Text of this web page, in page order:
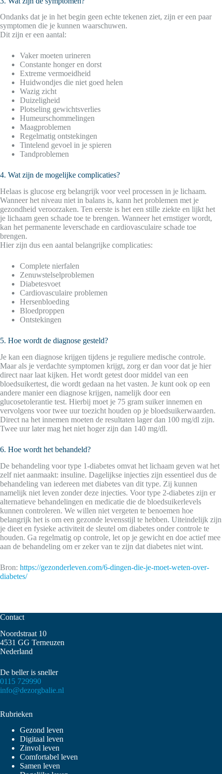
Ondanks dat je in het begin geen echte tekenen ziet, zijn er een paar
symptomen die je kunnen waarschuwen.
Dit zijn er een aantal:
Vaker moeten urineren
Constante honger en dorst
Extreme vermoeidheid
Huidwondjes die niet goed helen
Wazig zicht
Duizeligheid
Plotseling gewichtsverlies
Humeurschommelingen
Maagproblemen
Regelmatig ontstekingen
Tintelend gevoel in je spieren
Tandproblemen
4. Wat zijn de mogelijke complicaties?
Helaas is glucose erg belangrijk voor veel processen in je lichaam.
Wanneer het niveau niet in balans is, kann het problemen met je
gezondheid veroorzaken. Ten eerste is het een stille ziekte en lijkt het
je lichaam geen schade toe te brengen. Wanneer het ernstiger wordt,
kan het permanente leverschade en cardiovasculaire schade toe
brengen.
Hier zijn dus een aantal belangrijke complicaties:
Complete nierfalen
Zenuwstelselproblemen
Diabetesvoet
Cardiovasculaire problemen
Hersenbloeding
Bloedproppen
Ontstekingen
5. Hoe wordt de diagnose gesteld?
Je kan een diagnose krijgen tijdens je reguliere medische controle.
Maar als je verdachte symptomen krijgt, zorg er dan voor dat je hier
direct naar laat kijken. Het wordt getest door middel van een
bloedsuikertest, die wordt gedaan na het vasten. Je kunt ook op een
andere manier een diagnose krijgen, namelijk door een
glucosetolerantie test. Hierbij moet je 75 gram suiker innemen en
vervolgens voor twee uur toezicht houden op je bloedsuikerwaarden.
Direct na het innemen moeten de resultaten lager dan 100 mg/dl zijn.
Twee uur later mag het niet hoger zijn dan 140 mg/dl.
6. Hoe wordt het behandeld?
De behandeling voor type 1-diabetes omvat het lichaam geven wat het
zelf niet aanmaakt: insuline. Dagelijkse injecties zijn essentieel dus de
behandeling van iedereen met diabetes van dit type. Zij kunnen
namelijk niet leven zonder deze injecties. Voor type 2-diabetes zijn er
alternatieve behandelingen en medicatie die de bloedsuikerlevels
kunnen controleren. We willen niet vergeten te benoemen hoe
belangrijk het is om een gezonde levensstijl te hebben. Uiteindelijk zijn
je dieet en fysieke activiteit de sleutel om diabetes onder controle te
houden. Ga regelmatig op controle, let op je gewicht en doe actief mee
aan de behandeling om er zeker van te zijn dat diabetes niet wint.
Bron: https://gezonderleven.com/6-dingen-die-je-moet-weten-over-
diabetes/
Contact
Noordstraat 10
4531 GG Terneuzen
Nederland
De beller is sneller
0115 729990
info@dezorgbalie.nl
Rubrieken
Gezond leven
Digitaal leven
Zinvol leven
Comfortabel leven
Samen leven